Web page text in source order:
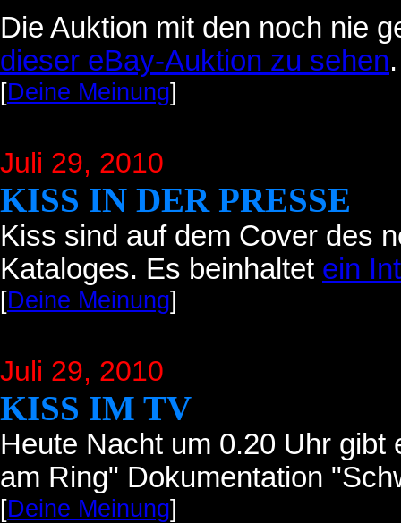
Die Auktion mit den noch nie
dieser eBay-Auktion zu sehen.
[Deine Meinung]
Juli 29, 2010
KISS IN DER PRESSE
Kiss sind auf dem Cover des
Kataloges. Es beinhaltet ein
[Deine Meinung]
Juli 29, 2010
KISS IM TV
Heute Nacht um 0.20 Uhr
am Ring" Dokumentation
[Deine Meinung]